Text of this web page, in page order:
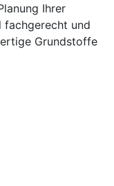
Ihrer
fachgerecht und
Grundstoffe